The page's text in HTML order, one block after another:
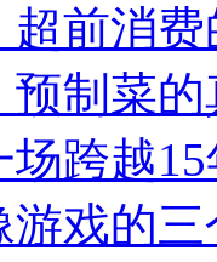
超前消
制菜
跨越
戏的